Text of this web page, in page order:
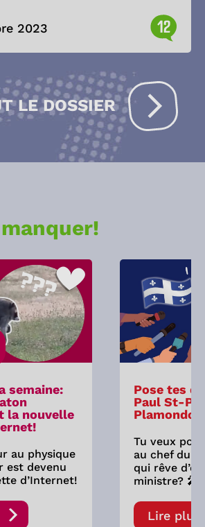
2023 12
LE DOSSIER
semaine:
la nouvelle
au physique
est devenu
d’Internet!
Pose tes
Paul St-
Tu veux
au chef du
qui rêve
ministre? 🎤
Lire plus